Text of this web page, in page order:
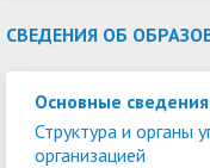
СВЕДЕНИЯ ОБ
Основные сведения
Структура и органы
организацией